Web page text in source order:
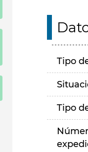
Tipo
Tipo